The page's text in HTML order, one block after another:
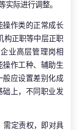
实际进行调整。
操作类的正常成长
构正职等中层正职
业高层管理岗相
操作工种、辅助生
般应设置差别化成
础上，不同职业发
需定责权，即对具